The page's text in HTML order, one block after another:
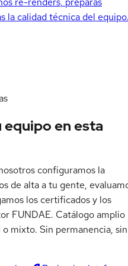
la calidad técnica del
en esta
configuramos la
de alta a tu gente,
los certificados y los
FUNDAE. Catálogo amplio
mixto. Sin permanencia, sin